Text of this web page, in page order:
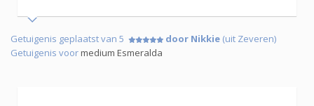
Getuigenis geplaatst van 5 door Nikkie (uit Zeveren)
Getuigenis voormedium Esmeralda